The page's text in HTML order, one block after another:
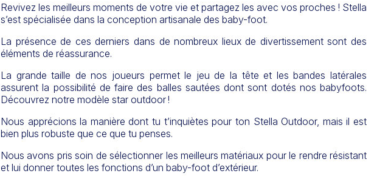
Revivez les meilleurs moments de votre vie et partagez les avec vos proches ! Stella
s’est spécialisée dans la conception artisanale des baby-foot.
La présence de ces derniers dans de nombreux lieux de divertissement sont des
éléments de réassurance.
La grande taille de nos joueurs permet le jeu de la tête et les bandes latérales
assurent la possibilité de faire des balles sautées dont sont dotés nos babyfoots.
Découvrez notre modèle star outdoor !
Nous apprécions la manière dont tu t’inquiètes pour ton Stella Outdoor, mais il est
bien plus robuste que ce que tu penses.
Nous avons pris soin de sélectionner les meilleurs matériaux pour le rendre résistant
et lui donner toutes les fonctions d’un baby-foot d’extérieur.